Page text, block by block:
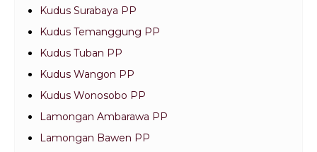
Kudus Surabaya PP
Kudus Temanggung PP
Kudus Tuban PP
Kudus Wangon PP
Kudus Wonosobo PP
Lamongan Ambarawa PP
Lamongan Bawen PP